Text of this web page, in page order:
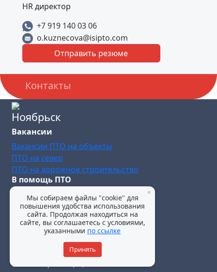
HR директор
+7 919 140 03 06
o.kuznecova@isipto.com
Отправить резюме
Контакты
Ноябрьск
Вакансии
Вакансии ПТО на объекты
ПТО на север
ПТО на дорожное строительство
В помощь ПТО
Шаблоны документации
8 919 140 03 06
noyabrsk@pto-rabota.ru
Политика конфиденциальности
© 2025 все права защищены
×
Мы собираем файлы "cookie" для
повышения удобства использования
сайта. Продолжая находиться на
сайте, вы соглашаетесь с условиями,
указанными по ссылке
Принять